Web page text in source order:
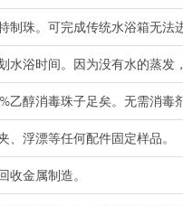
制珠。可完成传统水浴箱无法
水浴时间。因为没有水的蒸发
乙醇消毒珠子足矣。无需消毒
浮漂等任何配件固定样品。
收金属制造。